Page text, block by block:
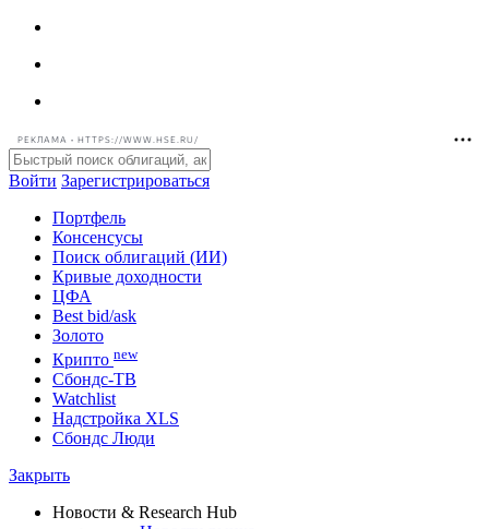
РЕКЛАМА • HTTPS://WWW.HSE.RU/
Войти Зарегистрироваться
Портфель
Консенсусы
Поиск облигаций (ИИ)
Кривые доходности
ЦФА
Best bid/ask
Золото
Крипто new
Watchlist
Сбондс Люди